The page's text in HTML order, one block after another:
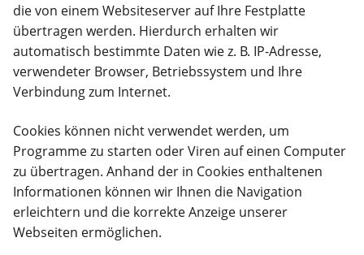
die von einem Websiteserver auf Ihre Festplatte
übertragen werden. Hierdurch erhalten wir
automatisch bestimmte Daten wie z. B. IP-Adresse,
verwendeter Browser, Betriebssystem und Ihre
Verbindung zum Internet.
Cookies können nicht verwendet werden, um
Programme zu starten oder Viren auf einen Computer
zu übertragen. Anhand der in Cookies enthaltenen
Informationen können wir Ihnen die Navigation
erleichtern und die korrekte Anzeige unserer
Webseiten ermöglichen.